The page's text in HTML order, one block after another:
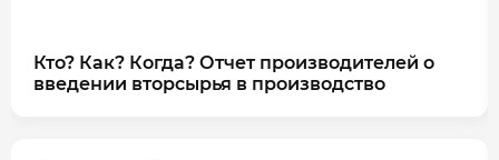
Кто? Как? Когда? Отчет производителей о
введении вторсырья в производство